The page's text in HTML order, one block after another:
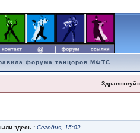
форума танцоров МФТС
здесь : Сегодня, 15:02